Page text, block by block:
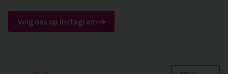
Volg ons op instagram